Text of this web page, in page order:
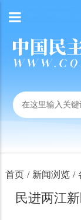
首页 / 新闻浏览 /
民进两江